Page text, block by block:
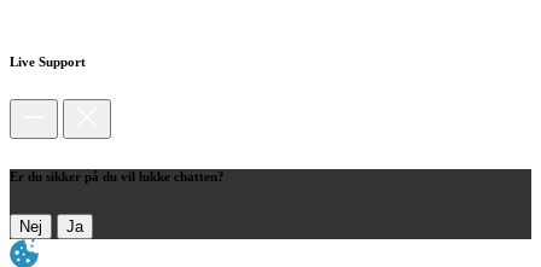
Live Support
Er du sikker på du vil lukke chatten?
Nej Ja